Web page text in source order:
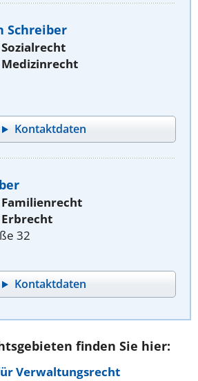
Schreiber
Kontaktdaten
32
Kontaktdaten
finden Sie hier:
Verwaltungsrecht